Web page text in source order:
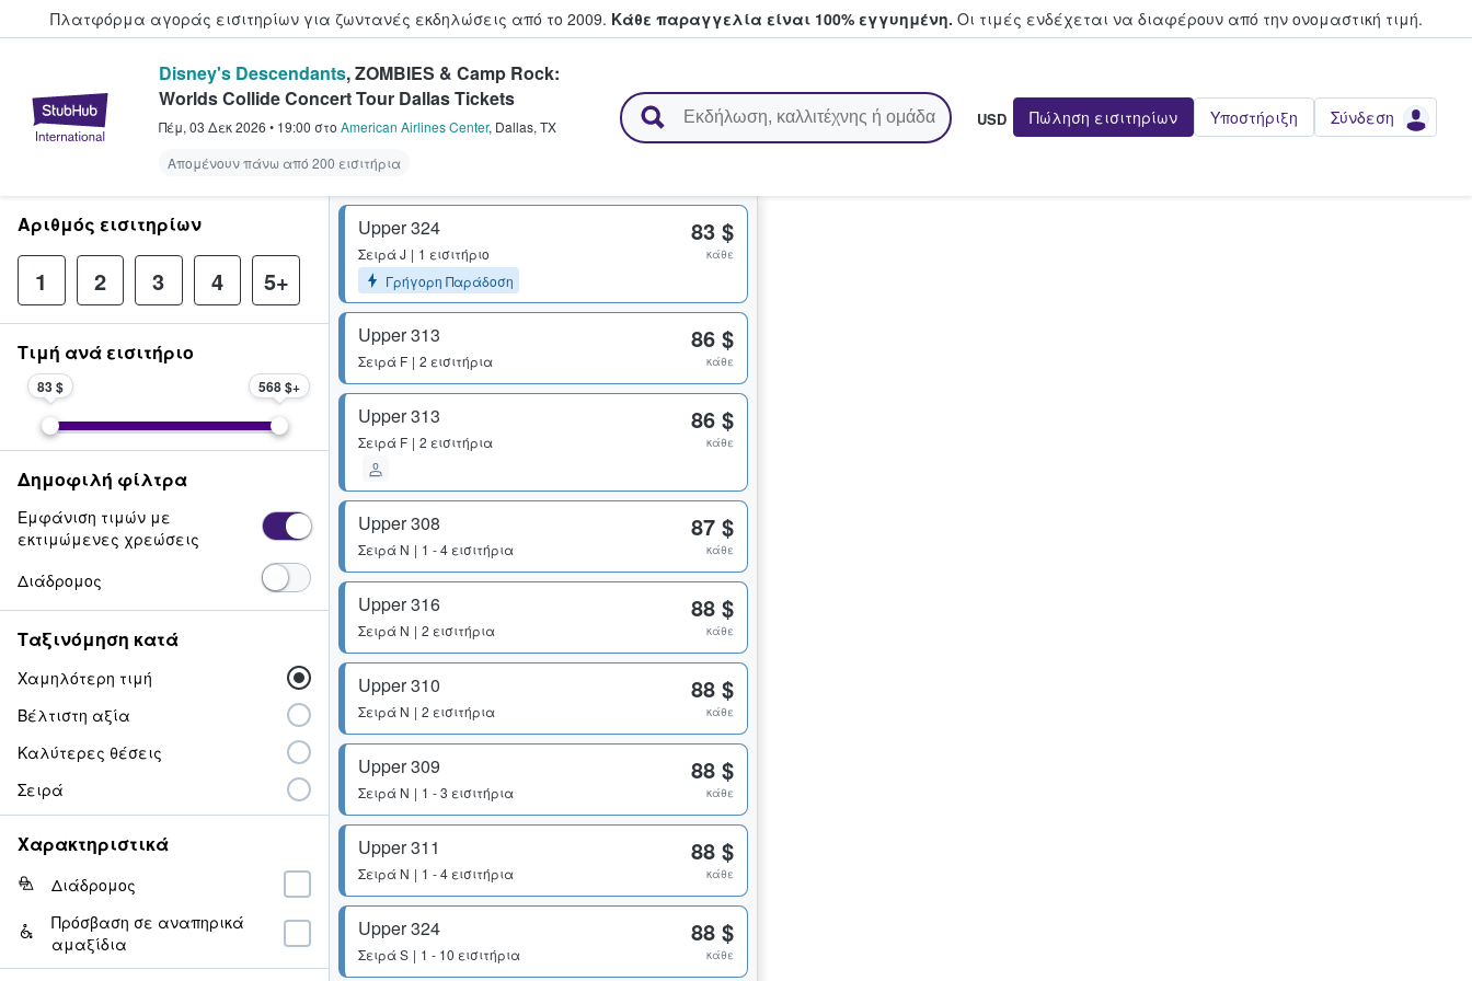
Πλατφόρμα αγοράς εισιτηρίων για ζωντανές εκδηλώσεις από το 2009. Κάθε παραγγελία είναι 100% εγγυημένη. Οι τιμές ενδέχεται να διαφέρουν από την oνομαστική τιμή.
StubHub - Όπου οι φαν αγοράζουν και πουλούν εισιτήρια
Disney's Descendants, ZOMBIES & Camp Rock:
Worlds Collide Concert Tour Dallas Tickets
Πέμ, 03 Δεκ 2026 • 19:00 στο American Airlines Center, Dallas, TX
Απομένουν πάνω από 200 εισιτήρια
USD Πώληση εισιτηρίων Υποστήριξη Σύνδεση
Upper 324
ΣειράJ
1 εισιτήριο
Γρήγορη Παράδοση
83 $
κάθε
Upper 313
Σειρά F 2 εισιτήρια
86 $
κάθε
Upper 313
Σειρά F 2 εισιτήρια
86 $
κάθε
Upper 308
Σειρά N 1 - 4 εισιτήρια
87 $
κάθε
Upper 316
Σειρά N 2 εισιτήρια
88 $
κάθε
Upper 310
Σειρά N 2 εισιτήρια
88 $
κάθε
Upper 309
Σειρά N 1 - 3 εισιτήρια
88 $
κάθε
Upper 311
Σειρά N 1 - 4 εισιτήρια
88 $
κάθε
Upper 324
ΣειράS 1 - 10 εισιτήρια
88 $
κάθε
Αριθμός εισιτηρίων
1 2 3 4 5+
Τιμή ανά εισιτήριο
83 $ 568 $
Δημοφιλή φίλτρα
Εμφάνιση τιμών με
εκτιμώμενες χρεώσεις
Διάδρομος
Ταξινόμηση κατά
Χαμηλότερη τιμή
Βέλτιστη αξία
Καλύτερες θέσεις
Σειρά
Χαρακτηριστικά
Διάδρομος
Πρόσβαση σε αναπηρικά
αμαξίδια